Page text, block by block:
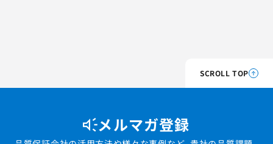
SCROLL TOP
メルマガ登録